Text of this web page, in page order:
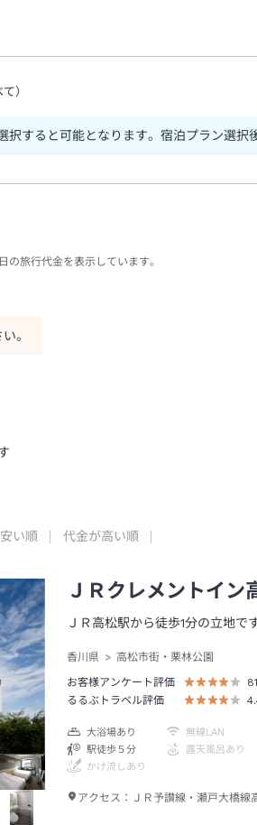
）
すると可能となります。宿泊プラン選択
旅行代金を表示しています。
。
い順 代金が高い順
ＪＲクレメントイン
ＪＲ高松駅から徒歩1分の立地で
香川県
高松市街・栗林公園
お客様アンケート評価
81
るるぶトラベル評価
大浴場あり 無線LAN
駅徒歩５分
露天風呂あり
かけ流しあり
アクセス： ＪＲ予讃線・瀬戸大橋